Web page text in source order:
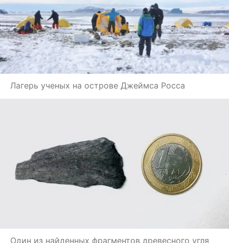
Лагерь ученых на острове Джеймса Росса
Один из найденных фрагментов древесного угля